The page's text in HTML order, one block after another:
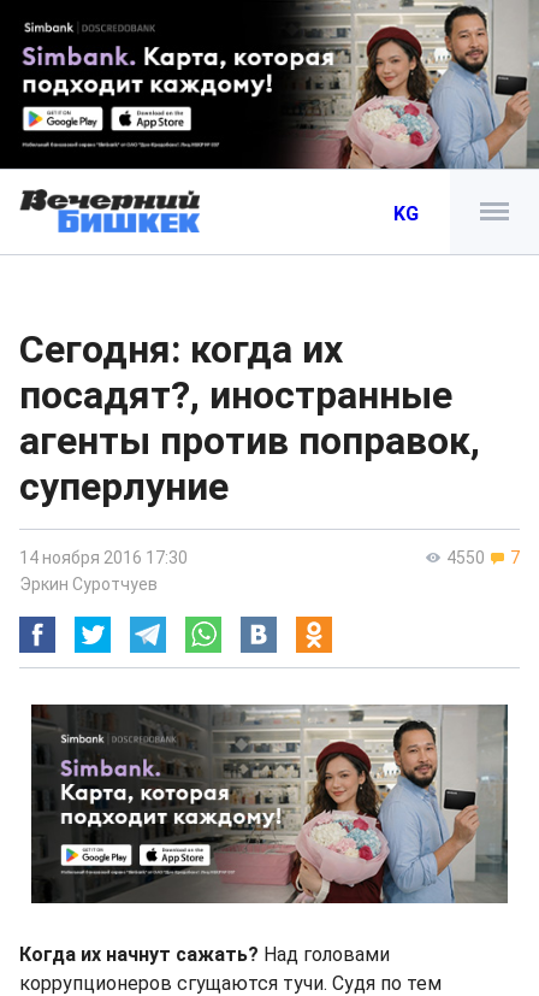
KG
Сегодня: когда их
посадят?, иностранные
агенты против поправок,
суперлуние
4550 7
14 ноября 2016 17:30
Эркин Суротчуев
Когда их начнут сажать? Над головами
коррупционеров сгущаются тучи. Судя по тем